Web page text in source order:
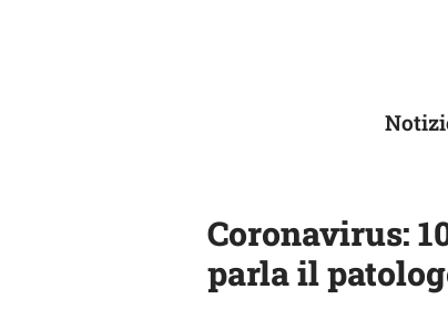
Coronavirus:
parla il